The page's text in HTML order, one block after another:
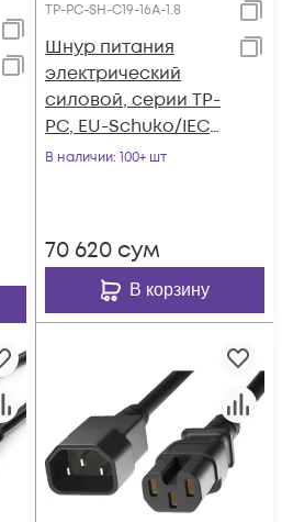
TP-PC-SH-C19-16A-1.8
Шнур питания
электрический
силовой, серии TP-
PC, EU-Schuko/IEC
60320 C19 прямой,
В наличии: 100+ шт
70 620 сум
В корзину